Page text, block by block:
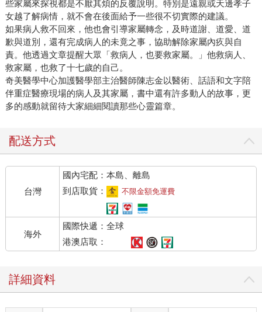
些家屬來探視都是不厭其煩的反覆說明。特別是遠親或天邊孝子
女越了解病情，就不會在後面給予一些很不切實際的建議。
如果病人救不回來，他也會引導家屬轉念，及時道謝、道愛、道
歉與道別，還有完成病人的未竟之事，協助解除家屬內疚與自
責。他透過文章提醒大眾「救病人，也要救家屬。」他救病人、
救家屬，也救了十七歲的自己。
奇美醫學中心加護醫學部主治醫師陳志金以醫術、話語和文字陪
伴重症醫療現場的病人及其家屬，書中還有許多動人的故事，更
多的感動就留待大家細細閱讀那些心靈篇章。
配送方式
台灣
國內宅配：本島、離島
到店取貨：
不限金額免運費
海外
國際快遞：全球
港澳店取：
詳細資料